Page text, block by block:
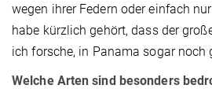
wegen ihrer Federn oder einfach
habe kürzlich gehört, dass der
ich forsche, in Panama sogar noch
Welche Arten sind besonders